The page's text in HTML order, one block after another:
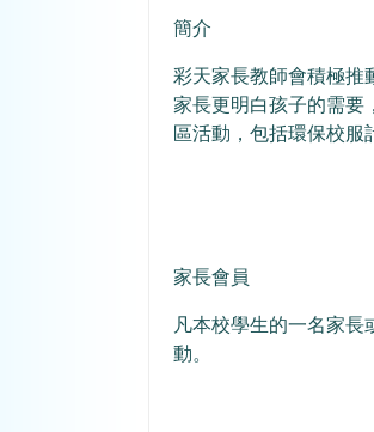
簡介
彩天家長教師會積極推
家長更明白孩子的需要
區活動，包括環保校
家長會員
凡本校學生的一名家
動。